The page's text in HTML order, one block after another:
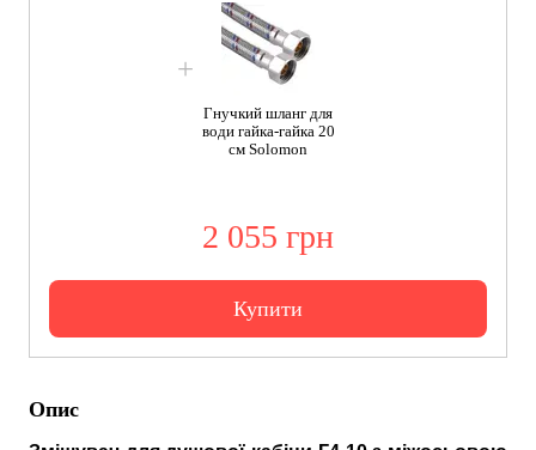
Гнучкий шланг для
води гайка-гайка 20
см Solomon
2 055 грн
Купити
Опис